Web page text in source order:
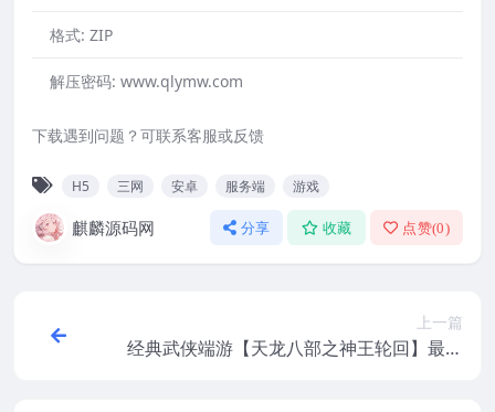
格式: ZIP
解压密码: www.qlymw.com
下载遇到问题？可联系客服或反馈
H5 三网 安卓 服务端 游戏
麒麟源码网 分享 收藏 点赞(0)
上一篇
经典武侠端游【天龙八部之神王轮回】最新